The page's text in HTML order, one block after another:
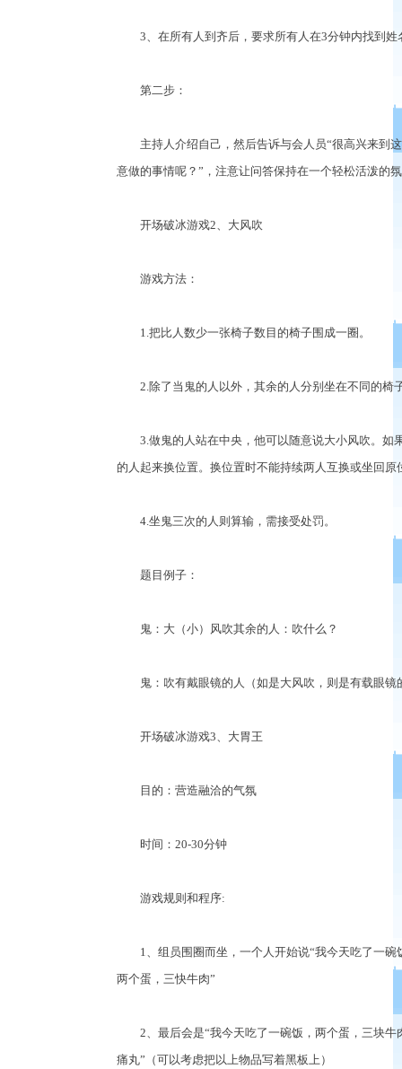
3、在所有人到齐后，要求所有人在3分钟内找到姓
第二步：
主持人介绍自己，然后告诉与会人员“很高兴来到这
意做的事情呢？”，注意让问答保持在一个轻松活泼的
开场破冰游戏2、大风吹
游戏方法：
1.把比人数少一张椅子数目的椅子围成一圈。
2.除了当鬼的人以外，其余的人分别坐在不同的椅
3.做鬼的人站在中央，他可以随意说大小风吹。如
的人起来换位置。换位置时不能持续两人互换或坐回
4.坐鬼三次的人则算输，需接受处罚。
题目例子：
鬼：大（小）风吹其余的人：吹什么？
鬼：吹有戴眼镜的人（如是大风吹，则是有载眼镜
开场破冰游戏3、大胃王
目的：营造融洽的气氛
时间：20-30分钟
游戏规则和程序:
1、组员围圈而坐，一个人开始说“我今天吃了一碗
两个蛋，三快牛肉”
2、最后会是“我今天吃了一碗饭，两个蛋，三块牛
痛丸”（可以考虑把以上物品写着黑板上）